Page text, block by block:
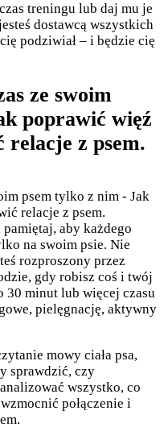
treningu lub daj mu je
dostawcą wszystkich
podziwiał – i będzie cię
ze swoim
poprawić więź
relacje z psem.
aby każdego
na swoim psie. Nie
rozproszony przez
gdy robisz coś i twój
30 minut lub więcej czasu
pielęgnację, aktywny
mowy ciała psa,
sprawdzić, czy
wszystko, co
połączenie i